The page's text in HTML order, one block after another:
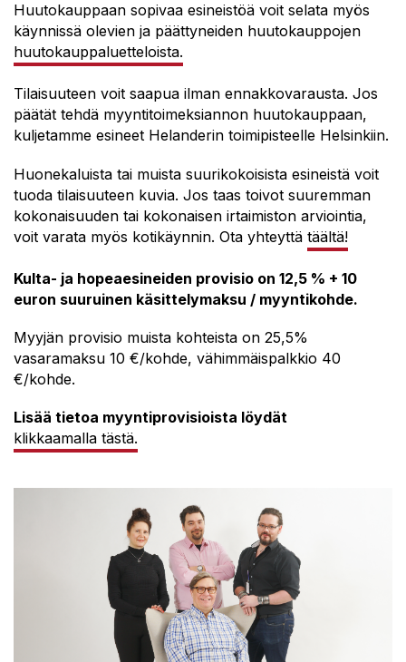
Huutokauppaan sopivaa esineistöä voit selata myös
käynnissä olevien ja päättyneiden huutokauppojen
huutokauppaluetteloista.
Tilaisuuteen voit saapua ilman ennakkovarausta. Jos
päätät tehdä myyntitoimeksiannon huutokauppaan,
kuljetamme esineet Helanderin toimipisteelle Helsinkiin.
Huonekaluista tai muista suurikokoisista esineistä voit
tuoda tilaisuuteen kuvia. Jos taas toivot suuremman
kokonaisuuden tai kokonaisen irtaimiston arviointia,
voit varata myös kotikäynnin. Ota yhteyttä täältä!
Kulta- ja hopeaesineiden provisio on 12,5 % + 10
euron suuruinen käsittelymaksu / myyntikohde.
Myyjän provisio muista kohteista on 25,5%
vasaramaksu 10 €/kohde, vähimmäispalkkio 40
€/kohde.
Lisää tietoa myyntiprovisioista löydät
klikkaamalla tästä.